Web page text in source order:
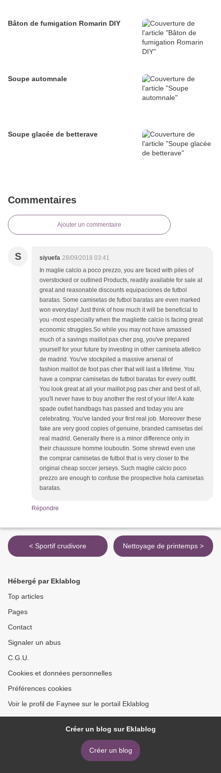
Bâton de fumigation Romarin DIY
Soupe automnale
Soupe glacée de betterave
Commentaires
Ajouter un commentaire
S siyuefa 28/09/2018 03:41
In maglie calcio a poco prezzo, you are faced with piles of
overstocked or outlined Products, readily available for sale at
great and reasonable discounts equipaciones de futbol
baratas. Some camisetas de futbol baratas are even marked
won everyday! Just think of how much it will be beneficial to
you -most especially when the magliette calcio is facing great
economic struggles.So while you may not have amassed
much of a savings maillot pas cher psg, you've prepared
yourself for your future by investing in other camiseta atletico
de madrid. You've stockpiled a massive arsenal of
fashion maillot de foot pas cher that will last a lifetime. You
have a comprar camisetas de futbol baratas for every outfit.
You look great at all your maillot psg pas cher and best of all,
you'll never have to buy another the rest of your life! A kate
spade outlet handbags has passed and today you are
celebrating. You've landed your first real job. Moreover these
fake are very good copies of genuine, branded camisetas del
real madrid. Generally there is a minor difference only in
their chaussure homme louboutin. Some shrewd even use
the comprar camisetas de futbol that is very closer to the
original cheap soccer jerseys. Such maglie calcio poco
prezzo are enough to confuse the prospective hola camisetas
baratas.
Répondre
< Sportif crudivore Nettoyage de printemps >
Hébergé par Eklablog
Top articles
Pages
Contact
Signaler un abus
C.G.U.
Cookies et données personnelles
Préférences cookies
Voir le profil de Faynee sur le portail Eklablog
Créer un blog sur Eklablog
Créer un blog